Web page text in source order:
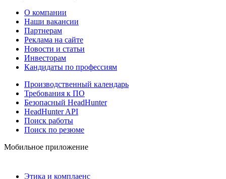
О компании
Наши вакансии
Партнерам
Реклама на сайте
Новости и статьи
Инвесторам
Кандидаты по профессиям
Производственный календарь
Требования к ПО
Безопасный HeadHunter
HeadHunter API
Поиск работы
Поиск по резюме
Мобильное приложение
Этика и комплаенс